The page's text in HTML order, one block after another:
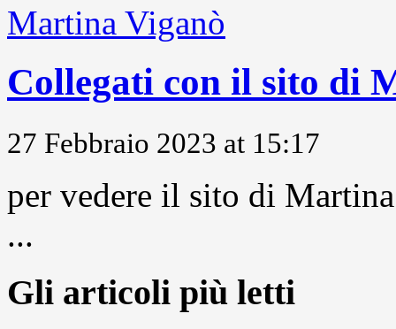
Collegati con il sito di
27 Febbraio 2023 at 15:17
per vedere il sito di
...
Gli articoli più letti